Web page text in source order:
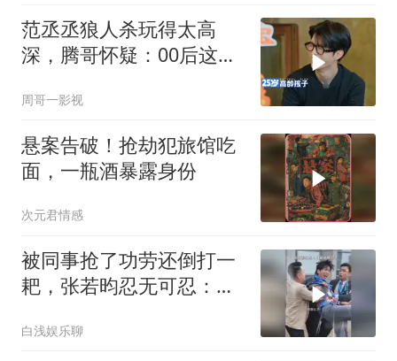
范丞丞狼人杀玩得太高
深，腾哥怀疑：00后这么
周哥一影视
悬案告破！抢劫犯旅馆吃
面，一瓶酒暴露身份
次元君情感
被同事抢了功劳还倒打一
耙，张若昀忍无可忍：看
白浅娱乐聊